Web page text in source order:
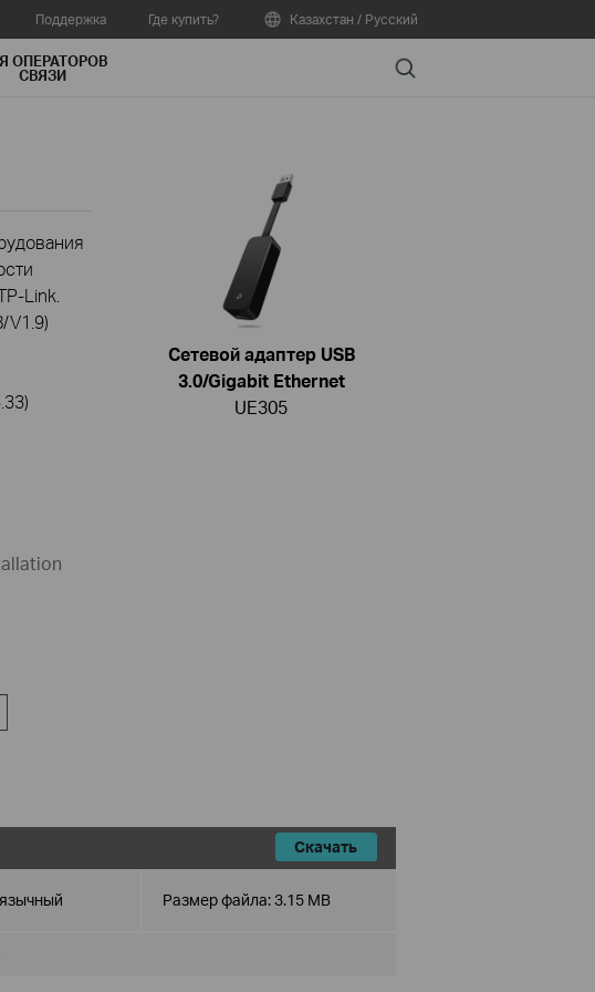
Поддержка Где купить? Казахстан / Русский
ОПЕРАТОРОВ
СВЯЗИ Search
Link.
V1.9)
Сетевой адаптер USB
3.0/Gigabit Ethernet
UE305
Скачать
Размер файла:3.15 MB